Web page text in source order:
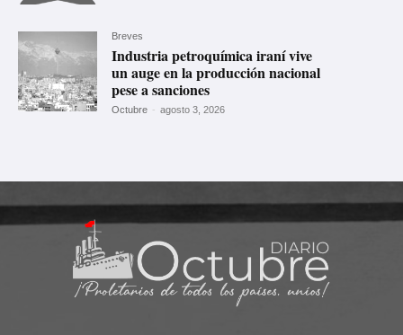
Breves
Industria petroquímica iraní vive
un auge en la producción nacional
pese a sanciones
Octubre - agosto 3, 2026